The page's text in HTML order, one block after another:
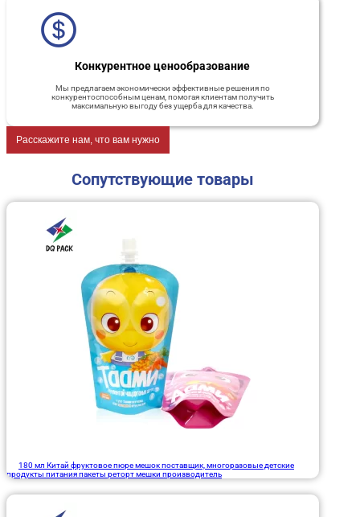
Конкурентное ценообразование
Мы предлагаем экономически эффективные решения по
конкурентоспособным ценам, помогая клиентам получить
максимальную выгоду без ущерба для качества.
Расскажите нам, что вам нужно
Сопутствующие товары
180 мл Китай фруктовое пюре мешок поставщик, многоразовые детские
продукты питания пакеты реторт мешки производитель